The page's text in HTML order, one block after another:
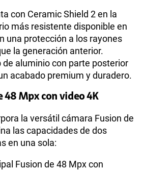
eSIM Sí
con Ceramic Shield 2 en la
más resistente disponible en
una protección a los rayones
la generación anterior.
de aluminio con parte posterior
acabado premium y duradero.
48 Mpx con video 4K
la versátil cámara Fusion de
las capacidades de dos
en una sola:
Fusion de 48 Mpx con